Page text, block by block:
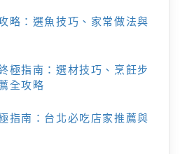
略：選魚技巧、家常做法與
極指南：選材技巧、烹飪步
全攻略
指南：台北必吃店家推薦與